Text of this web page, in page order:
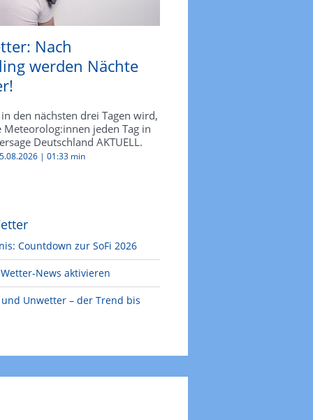
Nach
werden Nächte
den nächsten drei Tagen wird,
Meteorolog:innen jeden Tag in
Deutschland AKTUELL.
| 01:33 min
Countdown zur SoFi 2026
News aktivieren
und Unwetter – der Trend bis